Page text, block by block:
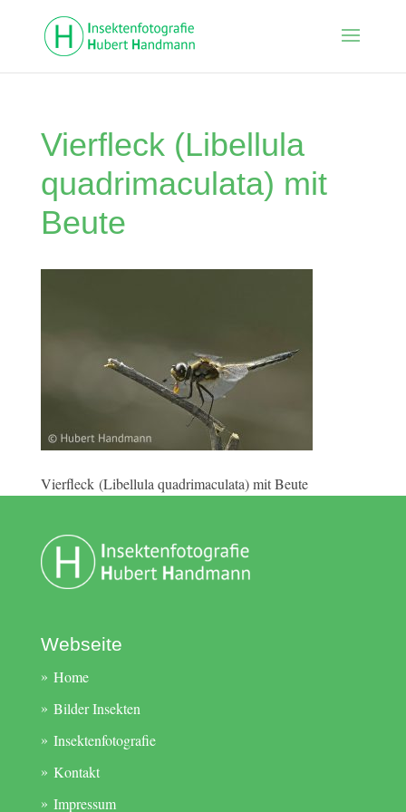
Vierfleck (Libellula
quadrimaculata) mit
Beute
Vierfleck (Libellula quadrimaculata) mit Beute
Webseite
Home
Bilder Insekten
Insektenfotografie
Kontakt
Impressum